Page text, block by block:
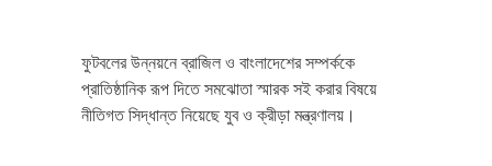
ফুটবলের উন্নয়নে ব্রাজিল ও বাংলাদেশের সম্পর্ককে
প্রাতিষ্ঠানিক রূপ দিতে সমঝোতা স্মারক সই করার বিষয়ে
নীতিগত সিদ্ধান্ত নিয়েছে যুব ও ক্রীড়া মন্ত্রণালয়।